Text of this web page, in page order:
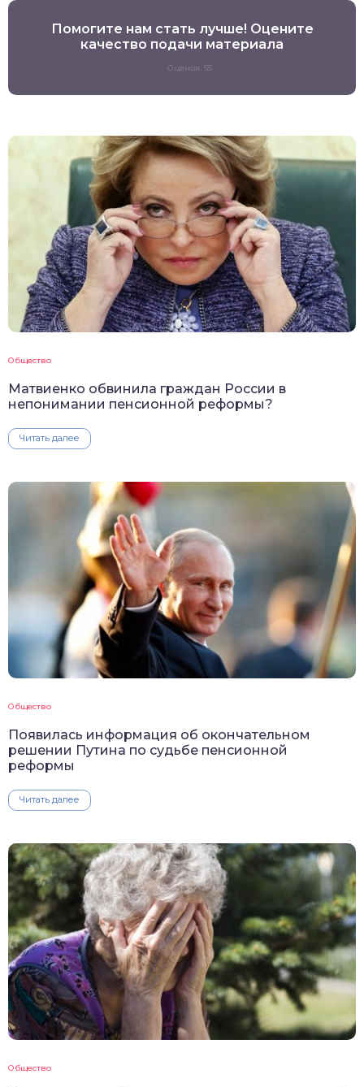
Помогите нам стать лучше! Оцените
качество подачи материала
Оценок: 55
Общество
Матвиенко обвинила граждан России в
непонимании пенсионной реформы?
Читать далее
Общество
Появилась информация об окончательном
решении Путина по судьбе пенсионной
реформы
Читать далее
Общество